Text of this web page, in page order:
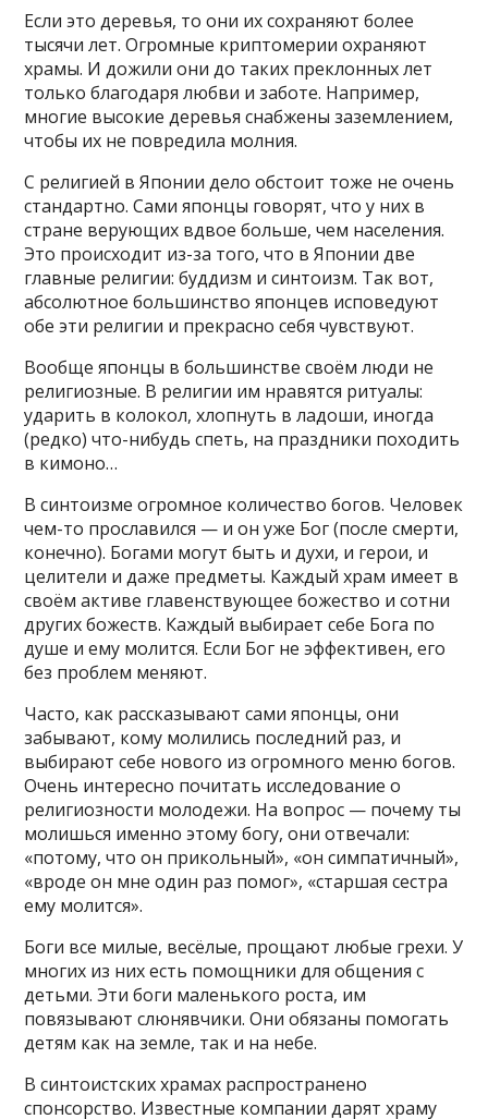
Если это деревья, то они их сохраняют более
тысячи лет. Огромные криптомерии охраняют
храмы. И дожили они до таких преклонных лет
только благодаря любви и заботе. Например,
многие высокие деревья снабжены заземлением,
чтобы их не повредила молния.
С религией в Японии дело обстоит тоже не очень
стандартно. Сами японцы говорят, что у них в
стране верующих вдвое больше, чем населения.
Это происходит из-за того, что в Японии две
главные религии: буддизм и синтоизм. Так вот,
абсолютное большинство японцев исповедуют
обе эти религии и прекрасно себя чувствуют.
Вообще японцы в большинстве своём люди не
религиозные. В религии им нравятся ритуалы:
ударить в колокол, хлопнуть в ладоши, иногда
(редко) что-нибудь спеть, на праздники походить
в кимоно…
В синтоизме огромное количество богов. Человек
чем-то прославился — и он уже Бог (после смерти,
конечно). Богами могут быть и духи, и герои, и
целители и даже предметы. Каждый храм имеет в
своём активе главенствующее божество и сотни
других божеств. Каждый выбирает себе Бога по
душе и ему молится. Если Бог не эффективен, его
без проблем меняют.
Часто, как рассказывают сами японцы, они
забывают, кому молились последний раз, и
выбирают себе нового из огромного меню богов.
Очень интересно почитать исследование о
религиозности молодежи. На вопрос — почему ты
молишься именно этому богу, они отвечали:
«потому, что он прикольный», «он симпатичный»,
«вроде он мне один раз помог», «старшая сестра
ему молится».
Боги все милые, весёлые, прощают любые грехи. У
многих из них есть помощники для общения с
детьми. Эти боги маленького роста, им
повязывают слюнявчики. Они обязаны помогать
детям как на земле, так и на небе.
В синтоистских храмах распространено
спонсорство. Известные компании дарят храму